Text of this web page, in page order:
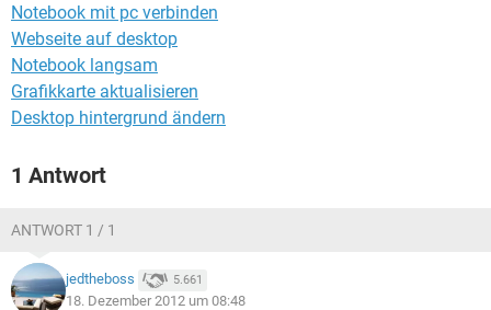
Notebook mit pc verbinden
Webseite auf desktop
Notebook langsam
Grafikkarte aktualisieren
Desktop hintergrund ändern
1 Antwort
ANTWORT 1 / 1
jedtheboss 5.661
18. Dezember 2012 um 08:48